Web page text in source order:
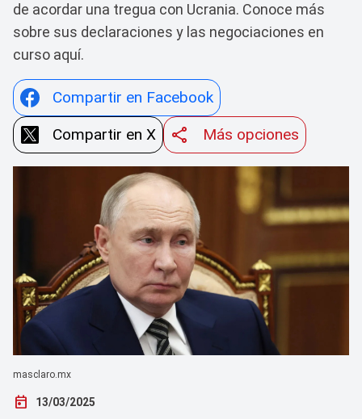
de acordar una tregua con Ucrania. Conoce más
sobre sus declaraciones y las negociaciones en
curso aquí.
Compartir en Facebook
Compartir en X
Más opciones
masclaro.mx
today 13/03/2025